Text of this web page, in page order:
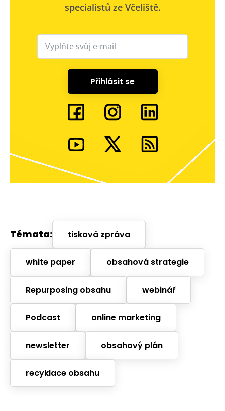
specialistů ze Včeliště.
Přihlásit se
Témata: tisková zpráva
white paper obsahová strategie
Repurposing obsahu webinář
Podcast online marketing
newsletter obsahový plán
recyklace obsahu